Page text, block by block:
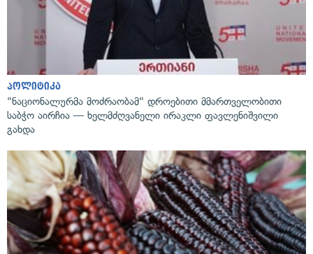
პოლიტიკა
"ნაციონალურმა მოძრაობამ" დროებითი მმართველობითი
საბჭო აირჩია — ხელმძღვანელი ირაკლი ფავლენიშვილი
გახდა